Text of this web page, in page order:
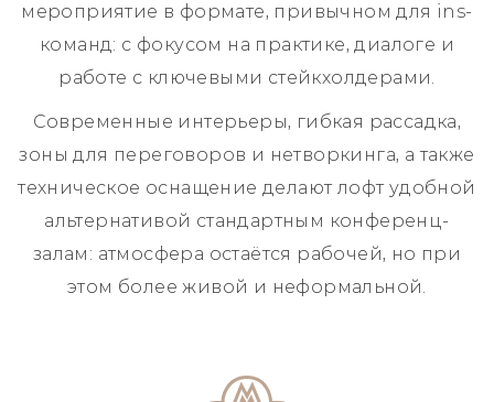
мероприятие в формате, привычном для ins-
команд: с фокусом на практике, диалоге и
работе с ключевыми стейкхолдерами.
Современные интерьеры, гибкая рассадка,
зоны для переговоров и нетворкинга, а также
техническое оснащение делают лофт удобной
альтернативой стандартным конференц-
залам: атмосфера остаётся рабочей, но при
этом более живой и неформальной.